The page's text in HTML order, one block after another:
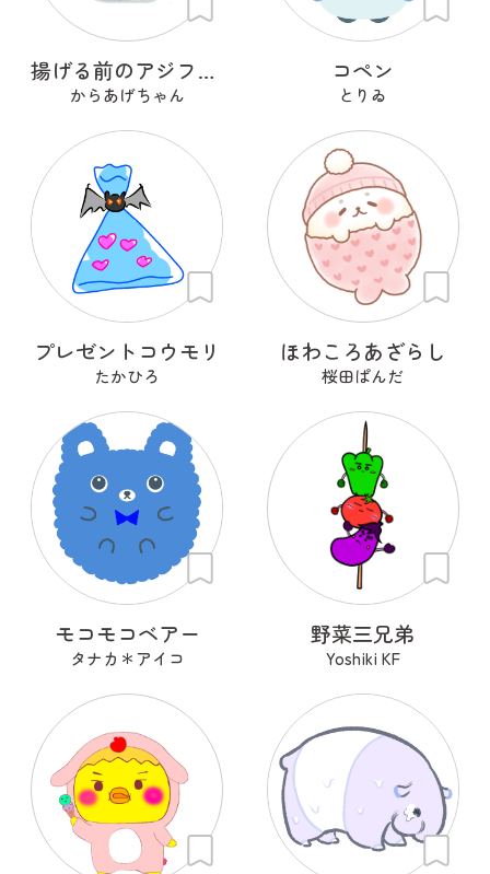
揚げる前のアジフライ
からあげちゃん
コペン
とりゐ
プレゼントコウモリ
たかひろ
ほわころあざらし
桜田ぱんだ
モコモコベアー
タナカ＊アイコ
野菜三兄弟
Yoshiki KF